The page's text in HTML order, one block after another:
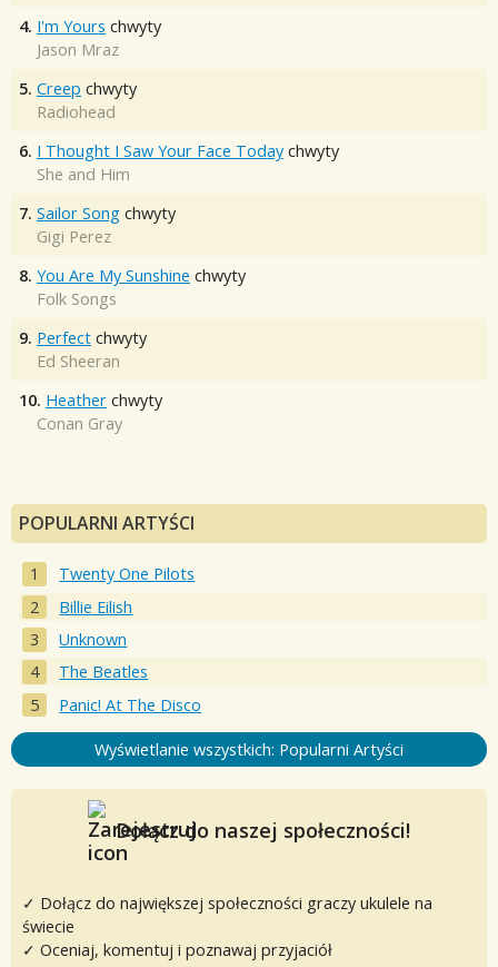
4. I'm Yours chwyty
Jason Mraz
5. Creep chwyty
Radiohead
6. I Thought I Saw Your Face Today chwyty
She and Him
7. Sailor Song chwyty
Gigi Perez
8. You Are My Sunshine chwyty
Folk Songs
9. Perfect chwyty
Ed Sheeran
10. Heather chwyty
Conan Gray
POPULARNI ARTYŚCI
Twenty One Pilots
Billie Eilish
Unknown
The Beatles
Panic! At The Disco
Wyświetlanie wszystkich: Popularni Artyści
Dołącz do naszej społeczności!
✓ Dołącz do największej społeczności graczy ukulele na
świecie
✓ Oceniaj, komentuj i poznawaj przyjaciół